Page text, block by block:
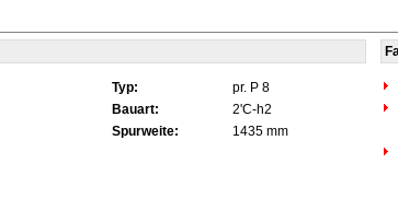
Typ: pr. P 8
Bauart: 2'C-h2
Spurweite:
1435 mm